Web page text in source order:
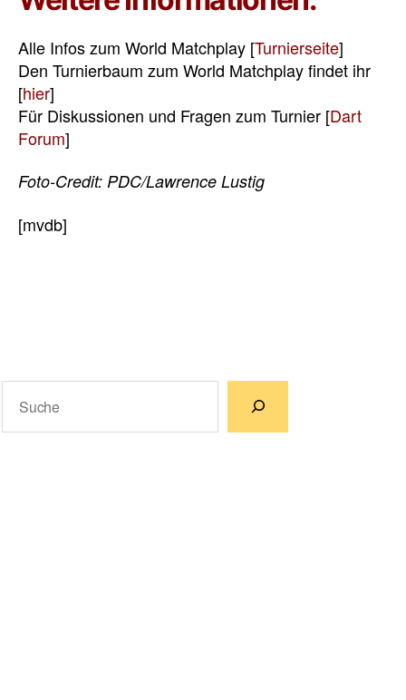
Alle Infos zum World Matchplay [Turnierseite]
Den Turnierbaum zum World Matchplay findet ihr
[hier]
Für Diskussionen und Fragen zum Turnier [Dart
Forum]
Foto-Credit: PDC/Lawrence Lustig
[mvdb]